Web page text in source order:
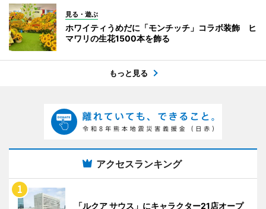
見る・遊ぶ
ホワイティうめだに「モンチッチ」コラボ装飾 ヒ
マワリの生花1500本を飾る
もっと見る
アクセスランキング
「ルクア サウス」にキャラクター21店オープ